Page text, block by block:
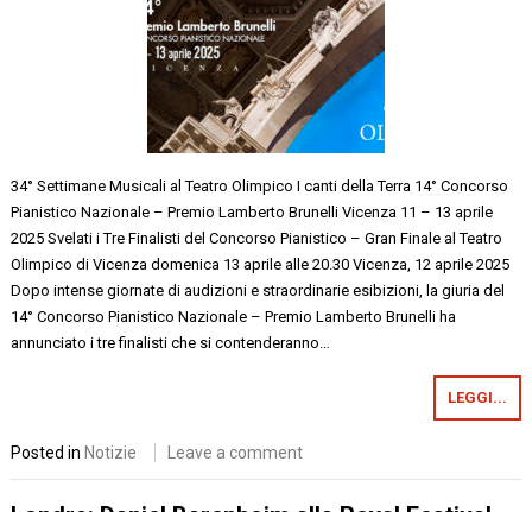
34° Settimane Musicali al Teatro Olimpico ​I canti della Terra 14° Concorso
Pianistico Nazionale – Premio Lamberto Brunelli Vicenza 11 – 13 aprile
2025 Svelati i Tre Finalisti del Concorso Pianistico – Gran Finale al Teatro
Olimpico di Vicenza domenica 13 aprile alle 20.30 Vicenza, 12 aprile 2025
Dopo intense giornate di audizioni e straordinarie esibizioni, la giuria del
14° Concorso Pianistico Nazionale – Premio Lamberto Brunelli ha
annunciato i tre finalisti che si contenderanno…
LEGGI...
Posted inNotizie Leave a comment